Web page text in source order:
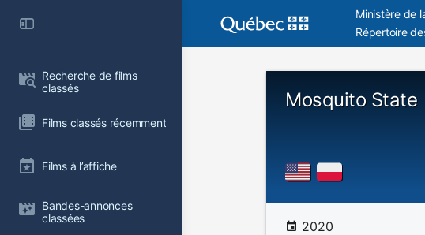
Recherche de films
classés
Films classés récemment
Films à l’affiche
Bandes-annonces
classées
Ministère de
Répertoire
Mosquito State
2020